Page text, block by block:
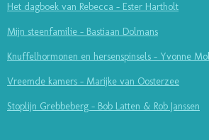
Het dagboek van Rebecca - Ester Hartholt
Mijn steenfamilie - Bastiaan Dolmans
Knuffelhormonen en hersenspinsels - Yvonne
Vreemde kamers - Marijke van Oosterzee
Stoplijn Grebbeberg - Bob Latten & Rob Janssen